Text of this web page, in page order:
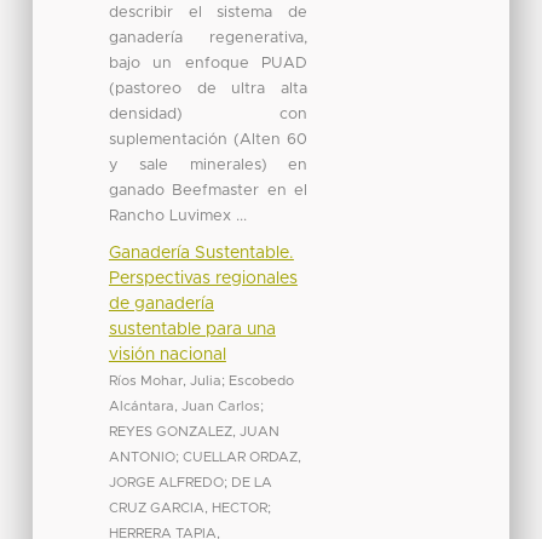
describir el sistema de
ganadería regenerativa,
bajo un enfoque PUAD
(pastoreo de ultra alta
densidad) con
suplementación (Alten 60
y sale minerales) en
ganado Beefmaster en el
Rancho Luvimex ...
Ganadería Sustentable.
Perspectivas regionales
de ganadería
sustentable para una
visión nacional
Ríos Mohar, Julia; Escobedo
Alcántara, Juan Carlos;
REYES GONZALEZ, JUAN
ANTONIO; CUELLAR ORDAZ,
JORGE ALFREDO; DE LA
CRUZ GARCIA, HECTOR;
HERRERA TAPIA,